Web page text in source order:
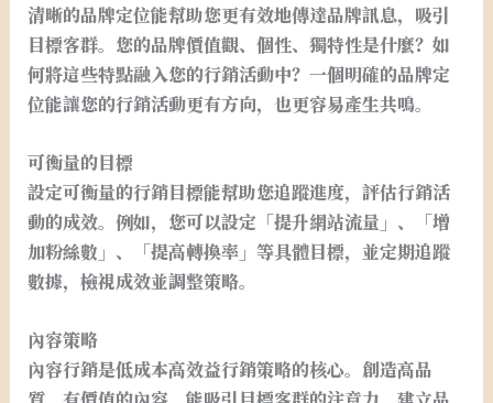
清晰的品牌定位能幫助您更有效地傳達品牌訊息，吸引
目標客群。您的品牌價值觀、個性、獨特性是什麼？如
何將這些特點融入您的行銷活動中？一個明確的品牌定
位能讓您的行銷活動更有方向，也更容易產生共鳴。
可衡量的目標
設定可衡量的行銷目標能幫助您追蹤進度，評估行銷活
動的成效。例如，您可以設定「提升網站流量」、「增
加粉絲數」、「提高轉換率」等具體目標，並定期追蹤
數據，檢視成效並調整策略。
內容策略
內容行銷是低成本高效益行銷策略的核心。創造高品